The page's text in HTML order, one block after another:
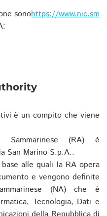
sonohttps://www.nic.sm
è un compito che viene
Sammarinese (RA) è
San Marino S.p.A..
alle quali la RA opera
e vengono definite
(NA) che è
Tecnologia, Dati e